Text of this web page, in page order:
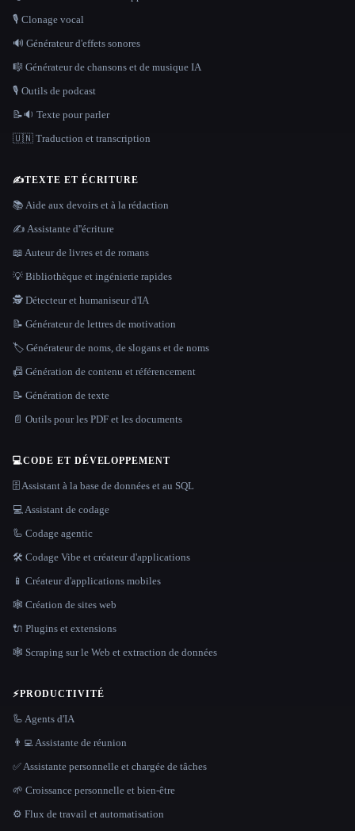
🎙️ Clonage vocal
🔊 Générateur d'effets sonores
🎼 Générateur de chansons et de musique IA
🎙️ Outils de podcast
📝🔉 Texte pour parler
🇺🇳 Traduction et transcription
✍️TEXTE ET ÉCRITURE
📚 Aide aux devoirs et à la rédaction
✍️ Assistante d''écriture
📖 Auteur de livres et de romans
💡 Bibliothèque et ingénierie rapides
🕵️ Détecteur et humaniseur d'IA
📝 Générateur de lettres de motivation
🏷️ Générateur de noms, de slogans et de noms
📠 Génération de contenu et référencement
📝 Génération de texte
📄 Outils pour les PDF et les documents
💻CODE ET DÉVELOPPEMENT
🗄️ Assistant à la base de données et au SQL
💻 Assistant de codage
🦾 Codage agentic
🛠️ Codage Vibe et créateur d'applications
📱 Créateur d'applications mobiles
🕸 Création de sites web
🔌 Plugins et extensions
🕸️ Scraping sur le Web et extraction de données
⚡PRODUCTIVITÉ
🦾 Agents d'IA
👨‍💻 Assistante de réunion
✅ Assistante personnelle et chargée de tâches
🌱 Croissance personnelle et bien-être
⚙️ Flux de travail et automatisation